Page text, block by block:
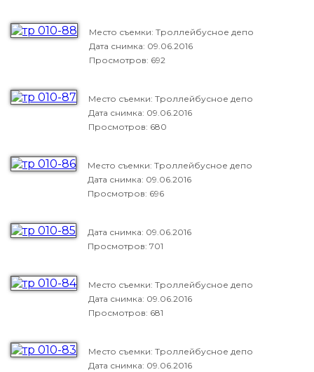
Место съемки: Троллейбусное депо
Дата снимка: 09.06.2016
Просмотров: 692
Место съемки: Троллейбусное депо
Дата снимка: 09.06.2016
Просмотров: 680
Место съемки: Троллейбусное депо
Дата снимка: 09.06.2016
Просмотров: 696
Дата снимка: 09.06.2016
Просмотров: 701
Место съемки: Троллейбусное депо
Дата снимка: 09.06.2016
Просмотров: 681
Место съемки: Троллейбусное депо
Дата снимка: 09.06.2016